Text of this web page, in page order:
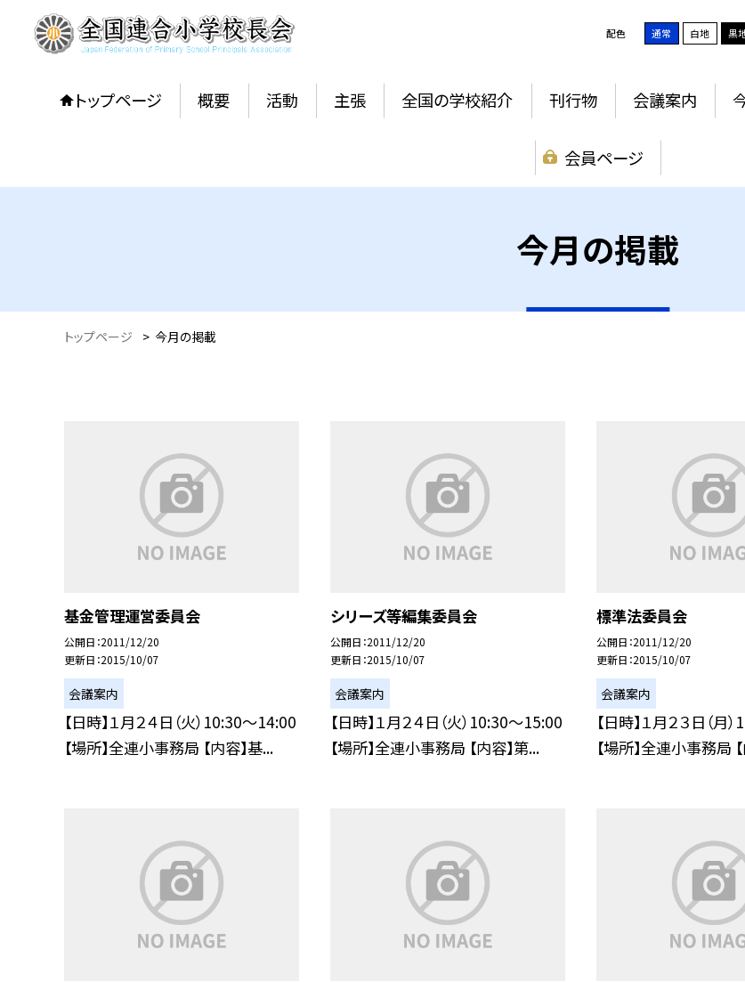
配色 通常 白地 黒
トップページ 概要 活動 主張 全国の学校紹介 刊行物 会議案内
会員ページ
今月の掲載
トップページ > 今月の掲載
基金管理運営委員会
公開日 2011/12/20
更新日 2015/10/07
会議案内
【日時】１月２４日（火）10:30〜14:00
【場所】全連小事務局 【内容】基...
シリーズ等編集委員会
公開日 2011/12/20
更新日 2015/10/07
会議案内
【日時】１月２４日（火）10:30〜15:00
【場所】全連小事務局 【内容】第...
標準法委員会
公開日 2011/12/20
更新日 2015/10/07
会議案内
【日時】１月２３日（月
【場所】全連小事務局 【